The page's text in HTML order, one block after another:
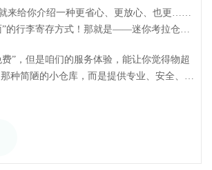
来给你介绍一种更省心、更放心、也更……
”的行李寄存方式！那就是——迷你考拉仓
”，但是咱们的服务体验，能让你觉得物超